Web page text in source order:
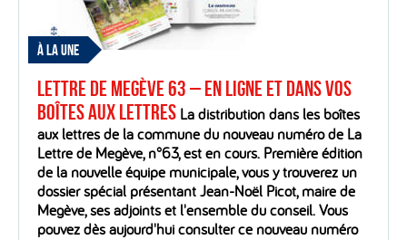
À LA UNE
Lettre de Megève 63 – En ligne et dans vos
boîtes aux lettres La distribution dans les boîtes
aux lettres de la commune du nouveau numéro de La
Lettre de Megève, n°63, est en cours. Première édition
de la nouvelle équipe municipale, vous y trouverez un
dossier spécial présentant Jean-Noël Picot, maire de
Megève, ses adjoints et l'ensemble du conseil. Vous
pouvez dès aujourd'hui consulter ce nouveau numéro